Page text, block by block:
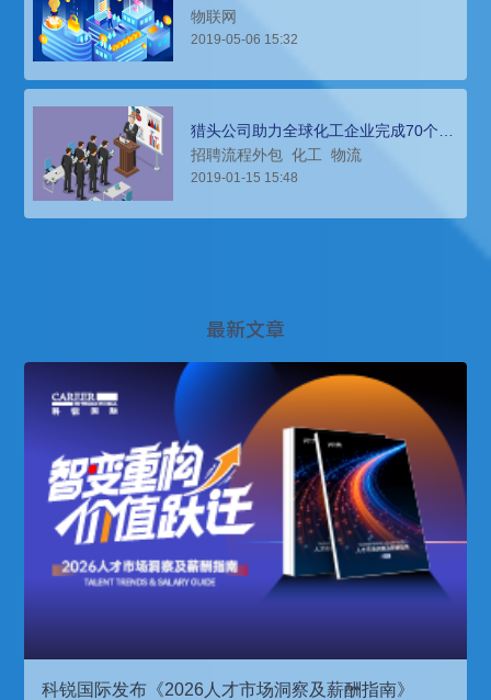
察行业人才动态
物联网
2019-05-06 15:32
猎头公司助力全球化工企业完成70个职
位招聘任务
招聘流程外包 化工 物流
2019-01-15 15:48
最新文章
科锐国际发布《2026人才市场洞察及薪酬指南》